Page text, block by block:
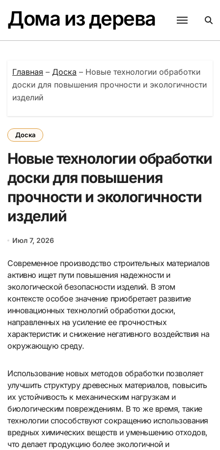
содержанию
Дома из дерева
Главная – Доска – Новые технологии обработки
доски для повышения прочности и экологичности
изделий
Доска
Новые технологии обработки
доски для повышения
прочности и экологичности
изделий
Июл 7, 2026
Современное производство строительных материалов
активно ищет пути повышения надежности и
экологической безопасности изделий. В этом
контексте особое значение приобретает развитие
инновационных технологий обработки доски,
направленных на усиление ее прочностных
характеристик и снижение негативного воздействия на
окружающую среду.
Использование новых методов обработки позволяет
улучшить структуру древесных материалов, повысить
их устойчивость к механическим нагрузкам и
биологическим повреждениям. В то же время, такие
технологии способствуют сокращению использования
вредных химических веществ и уменьшению отходов,
что делает продукцию более экологичной и